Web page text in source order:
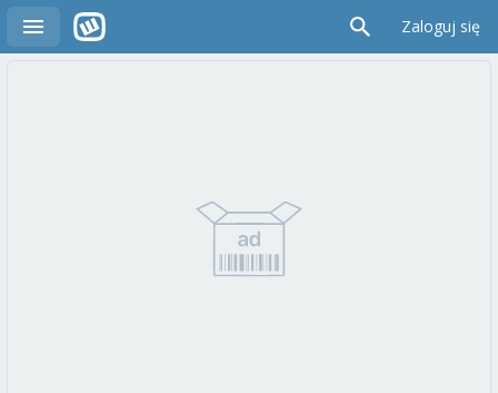
Zaloguj się